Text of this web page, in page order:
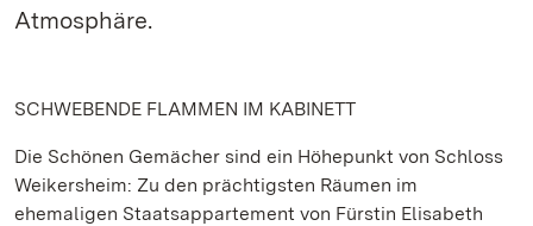
Atmosphäre.
SCHWEBENDE FLAMMEN IM KABINETT
Die Schönen Gemächer sind ein Höhepunkt von Schloss
Weikersheim: Zu den prächtigsten Räumen im
ehemaligen Staatsappartement von Fürstin Elisabeth